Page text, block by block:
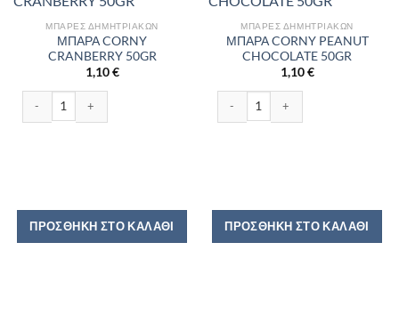
ΜΠΆΡΕΣ ΔΗΜΗΤΡΙΑΚΏΝ
ΜΠΑΡΑ CORNY
CRANBERRY 50GR
1,10€
ΠΡΟΣΘΉΚΗ ΣΤΟ ΚΑΛΆΘΙ
ΜΠΆΡΕΣ ΔΗΜΗΤΡΙΑΚΏΝ
ΜΠΑΡΑ CORNY PEANUT
CHOCOLATE 50GR
1,10€
ΠΡΟΣΘΉΚΗ ΣΤΟ ΚΑΛΆΘΙ